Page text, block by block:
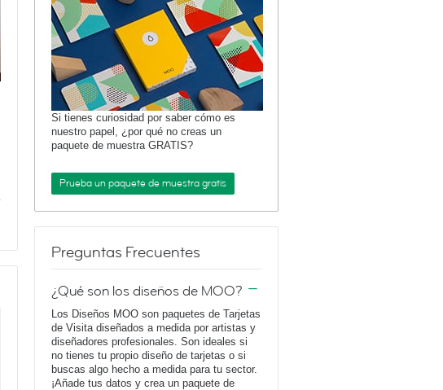
Si tienes curiosidad por saber cómo es
nuestro papel, ¿por qué no creas un
paquete de muestra GRATIS?
Prueba un paquete de muestra gratis
Preguntas Frecuentes
¿Qué son los diseños de MOO?
Los Diseños MOO son paquetes de Tarjetas
de Visita diseñados a medida por artistas y
diseñadores profesionales. Son ideales si
no tienes tu propio diseño de tarjetas o si
buscas algo hecho a medida para tu sector.
¡Añade tus datos y crea un paquete de